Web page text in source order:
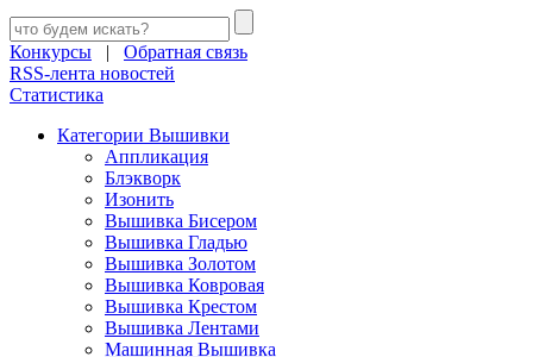
Конкурсы | Обратная связь
RSS-лента новостей
Статистика
Категории Вышивки
Аппликация
Блэкворк
Изонить
Вышивка Бисером
Вышивка Гладью
Вышивка Золотом
Вышивка Ковровая
Вышивка Крестом
Вышивка Лентами
Машинная Вышивка